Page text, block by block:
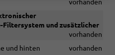
vorhanden
und zusätzlicher
vorhanden
und hinten
vorhanden